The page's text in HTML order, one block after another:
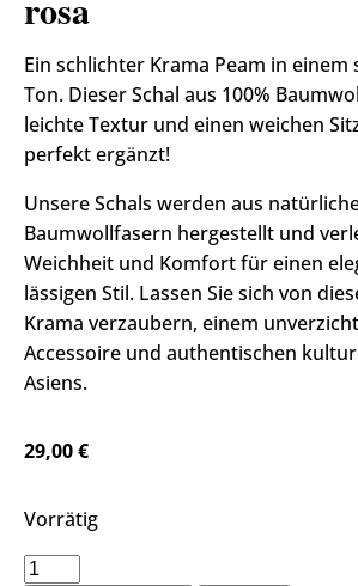
Ein schlichter Krama Peam in einem
Ton. Dieser Schal aus 100%
leichte Textur und einen weichen
perfekt ergänzt!
Unsere Schals werden aus
Baumwollfasern hergestellt und
Weichheit und Komfort für einen
lässigen Stil. Lassen Sie sich von
Krama verzaubern, einem
Accessoire und authentischen
Asiens.
29,00€
Vorrätig